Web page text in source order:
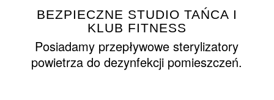
BEZPIECZNE STUDIO TAŃCA I
KLUB FITNESS
Posiadamy przepływowe sterylizatory
powietrza do dezynfekcji pomieszczeń.